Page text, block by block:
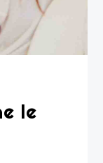
le